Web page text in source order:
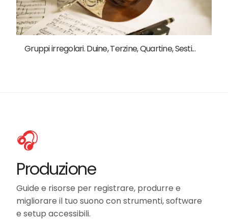
Gruppi irregolari. Duine, Terzine, Quartine, Sesti...
🎧
Produzione
Guide e risorse per registrare, produrre e
migliorare il tuo suono con strumenti, software
e setup accessibili.